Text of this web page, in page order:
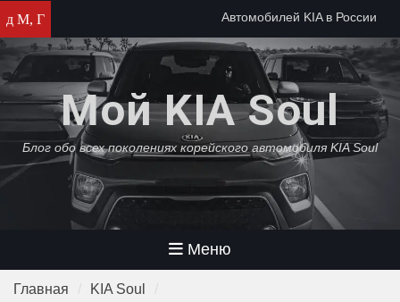
содержимому
д М, Г
Автомобилей KIA в России
осталось на два месяца
Автомобили KIA прекратят
собирать в России
KIA среди самых популярных
автомобилей в России 2022
года
Мой KIA Soul
Блог обо всех поколениях корейского автомобиля KIA Soul
Меню
Главная
KIA Soul